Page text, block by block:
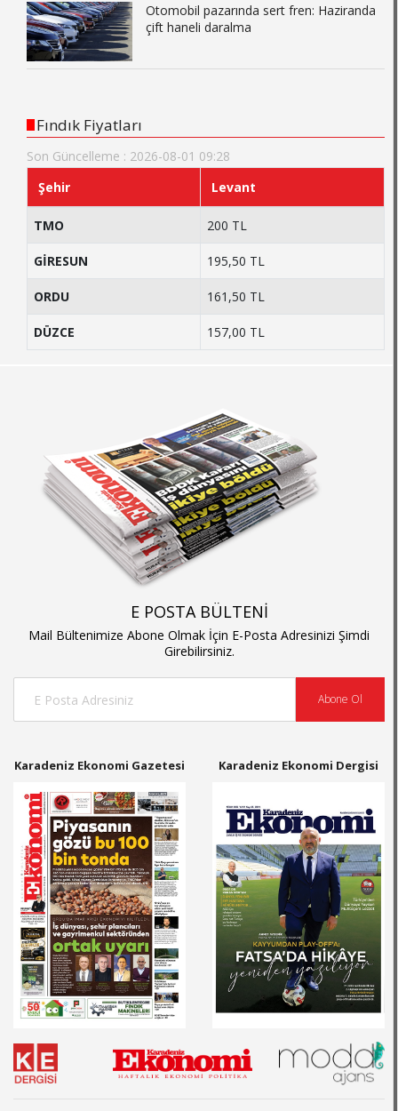
Otomobil pazarında sert fren: Haziranda
çift haneli daralma
Fındık Fiyatları
Son Güncelleme : 2026-08-01 09:28
Şehir
Levant
TMO 200 TL
GİRESUN 195,50 TL
ORDU 161,50 TL
DÜZCE 157,00 TL
E POSTA BÜLTENİ
Mail Bültenimize Abone Olmak İçin E-Posta Adresinizi Şimdi
Girebilirsiniz.
Abone Ol
Karadeniz Ekonomi Gazetesi Karadeniz Ekonomi Dergisi